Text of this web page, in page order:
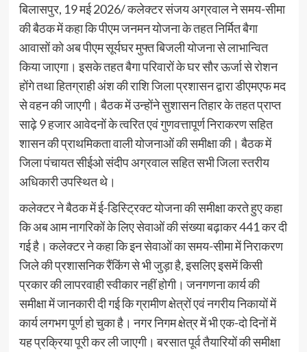
बिलासपुर, 19 मई 2026/ कलेक्टर संजय अग्रवाल ने समय-सीमा
की बैठक में कहा कि पीएम जनमन योजना के तहत निर्मित बैगा
आवासों को अब पीएम सूर्यघर मुफ्त बिजली योजना से लाभान्वित
किया जाएगा। इसके तहत बैगा परिवारों के घर सौर ऊर्जा से रोशन
होंगे तथा हितग्राही अंश की राशि जिला प्रशासन द्वारा डीएमएफ मद
से वहन की जाएगी। बैठक में उन्होंने सुशासन तिहार के तहत प्राप्त
साढ़े 9 हजार आवेदनों के त्वरित एवं गुणवत्तापूर्ण निराकरण सहित
शासन की प्राथमिकता वाली योजनाओं की समीक्षा की। बैठक में
जिला पंचायत सीईओ संदीप अग्रवाल सहित सभी जिला स्तरीय
अधिकारी उपस्थित थे।
कलेक्टर ने बैठक में ई-डिस्ट्रिक्ट योजना की समीक्षा करते हुए कहा
कि अब आम नागरिकों के लिए सेवाओं की संख्या बढ़ाकर 441 कर दी
गई है। कलेक्टर ने कहा कि इन सेवाओं का समय-सीमा में निराकरण
जिले की प्रशासनिक रैंकिंग से भी जुड़ा है, इसलिए इसमें किसी
प्रकार की लापरवाही स्वीकार नहीं होगी। जनगणना कार्य की
समीक्षा में जानकारी दी गई कि ग्रामीण क्षेत्रों एवं नगरीय निकायों में
कार्य लगभग पूर्ण हो चुका है। नगर निगम क्षेत्र में भी एक-दो दिनों में
यह प्रक्रिया पूरी कर ली जाएगी। बरसात पूर्व तैयारियों की समीक्षा